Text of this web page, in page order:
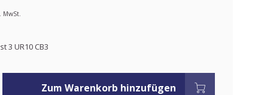
MwSt.
3 UR10 CB3
Zum Warenkorb hinzufügen